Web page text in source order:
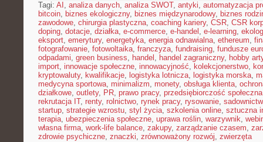
Tagi: AI , analiza danych, analiza SWOT, antyki, automatyzacja
bitcoin, biznes ekologiczny, biznes międzynarodowy, biznes
zawodowe, chirurgia plastyczna, coaching kariery, CSR, CSR
doping, dotacje, działka, e-commerce, e-handel , e-learning,
eksport, emerytury, energetyka, energia odnawialna, ethereum,
fotografowanie, fotowoltaika, franczyza, fundraising, fundusze
odpadami, green business, handel , handel zagraniczny, hobby
import, innowacje społeczne, innowacyjność, kolekcjonerstwo,
kryptowaluty, kwalifikacje, logistyka lotnicza, logistyka morska,
medycyna sportowa, minimalizm, monety, obsługa klienta,
działkowe, outlety, PR, prawo pracy, przedsiębiorczość społeczna
rekrutacja IT, renty, rolnictwo, rynek pracy, rysowanie,
startup, strategie wzrostu, styl życia, szkolenia online, sztuczna
terapia, ubezpieczenia społeczne, uprawa roślin, warzywnik,
własna firma, work-life balance, zakupy, zarządzanie czasem,
zdrowie psychiczne, znaczki, zrównoważony rozwój, zwierzęta